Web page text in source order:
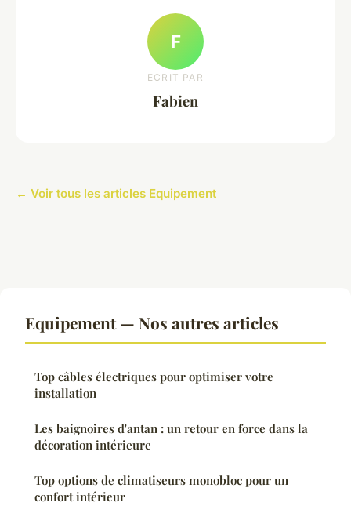
F
ECRIT PAR
Fabien
← Voir tous les articles Equipement
Equipement — Nos autres articles
Top câbles électriques pour optimiser votre
installation
Les baignoires d'antan : un retour en force dans la
décoration intérieure
Top options de climatiseurs monobloc pour un
confort intérieur